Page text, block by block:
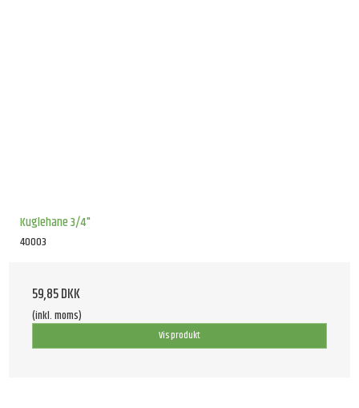
Kuglehane 3/4"
40003
59,85 DKK
(inkl. moms)
Vis produkt